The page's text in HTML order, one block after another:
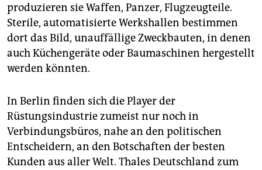
produzieren sie Waffen, Panzer, Flugzeugteile.
Sterile, automatisierte Werkshallen bestimmen
dort das Bild, unauffällige Zweckbauten, in denen
auch Küchengeräte oder Baumaschinen hergestellt
werden könnten.
In Berlin finden sich die Player der
Rüstungsindustrie zumeist nur noch in
Verbindungsbüros, nahe an den politischen
Entscheidern, an den Botschaften der besten
Kunden aus aller Welt. Thales Deutschland zum